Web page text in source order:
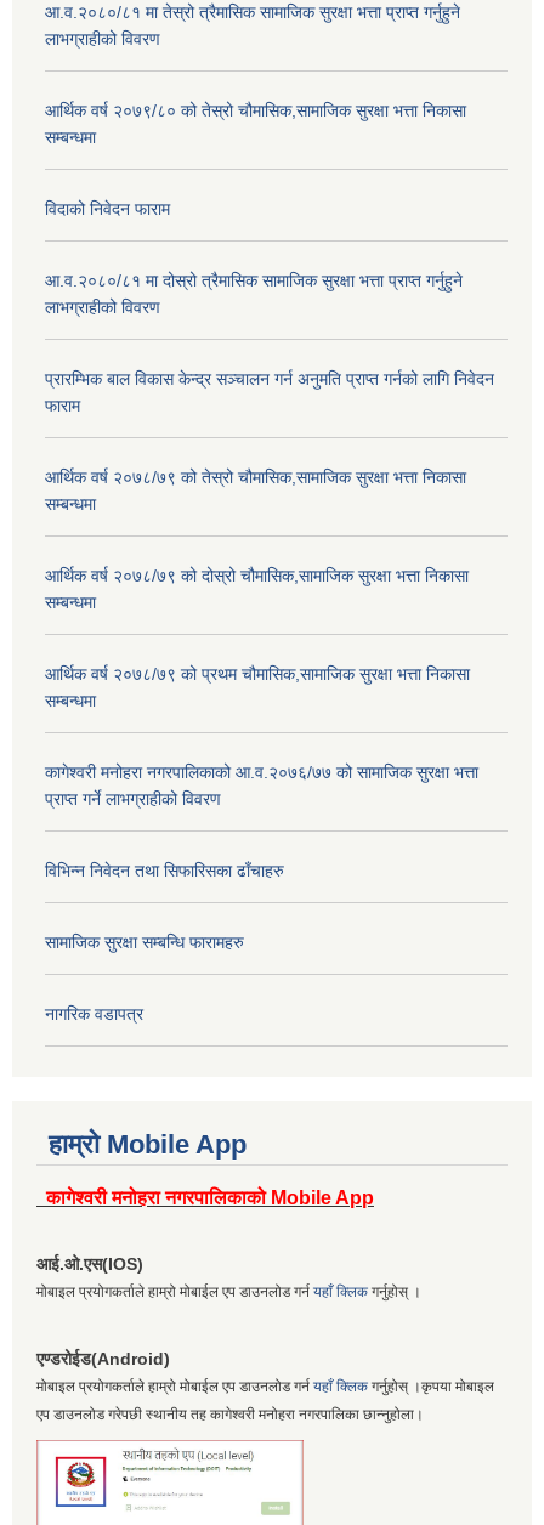
आ.व.२०८०/८१ मा तेस्रो त्रैमासिक सामाजिक सुरक्षा भत्ता प्राप्त गर्नुहुने
लाभग्राहीको विवरण
आर्थिक वर्ष २०७९/८० को तेस्रो चौमासिक,सामाजिक सुरक्षा भत्ता निकासा
सम्बन्धमा
विदाको निवेदन फाराम
आ.व.२०८०/८१ मा दोस्रो त्रैमासिक सामाजिक सुरक्षा भत्ता प्राप्त गर्नुहुने
लाभग्राहीको विवरण
प्रारम्भिक बाल विकास केन्द्र सञ्चालन गर्न अनुमति प्राप्त गर्नको लागि निवेदन
फाराम
आर्थिक वर्ष २०७८/७९ को तेस्रो चौमासिक,सामाजिक सुरक्षा भत्ता निकासा
सम्बन्धमा
आर्थिक वर्ष २०७८/७९ को दोस्रो चौमासिक,सामाजिक सुरक्षा भत्ता निकासा
सम्बन्धमा
आर्थिक वर्ष २०७८/७९ को प्रथम चौमासिक,सामाजिक सुरक्षा भत्ता निकासा
सम्बन्धमा
कागेश्वरी मनोहरा नगरपालिकाको आ.व.२०७६/७७ को सामाजिक सुरक्षा भत्ता
प्राप्त गर्ने लाभग्राहीको विवरण
विभिन्न निवेदन तथा सिफारिसका ढाँचाहरु
सामाजिक सुरक्षा सम्बन्धि फारामहरु
नागरिक वडापत्र
हाम्रो Mobile App
कागेश्वरी मनोहरा नगरपालिकाको Mobile App
आई.ओ.एस(IOS)
मोबाइल प्रयोगकर्ताले हाम्रो मोबाईल एप डाउनलोड गर्न यहाँ क्लिक गर्नुहोस् ।
एण्डरोईड(Android)
मोबाइल प्रयोगकर्ताले हाम्रो मोबाईल एप डाउनलोड गर्न यहाँ क्लिक गर्नुहोस् ।कृपया मोबाइल
एप डाउनलोड गरेपछी स्थानीय तह कागेश्वरी मनोहरा नगरपालिका छान्नुहोला।